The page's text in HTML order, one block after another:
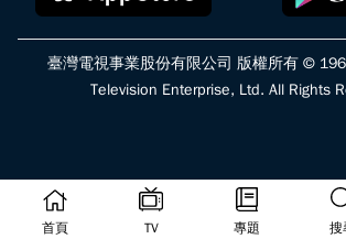
首頁 TV 專題 搜
臺灣電視事業股份有限公司 版權所有 ©
Television Enterprise, Ltd. All Rights